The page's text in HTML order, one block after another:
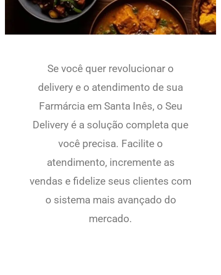
Se você quer revolucionar o
delivery e o atendimento de sua
Farmárcia em Santa Inês, o Seu
Delivery é a solução completa que
você precisa. Facilite o
atendimento, incremente as
vendas e fidelize seus clientes com
o sistema mais avançado do
mercado.